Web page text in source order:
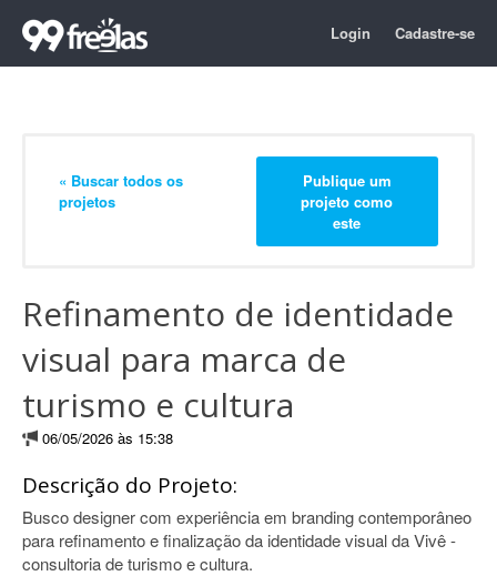
Login Cadastre-se
« Buscar todos os
projetos
Publique um
projeto como
este
Refinamento de identidade
visual para marca de
turismo e cultura
06/05/2026 às 15:38
Descrição do Projeto:
Busco designer com experiência em branding contemporâneo
para refinamento e finalização da identidade visual da Vivê -
consultoria de turismo e cultura.